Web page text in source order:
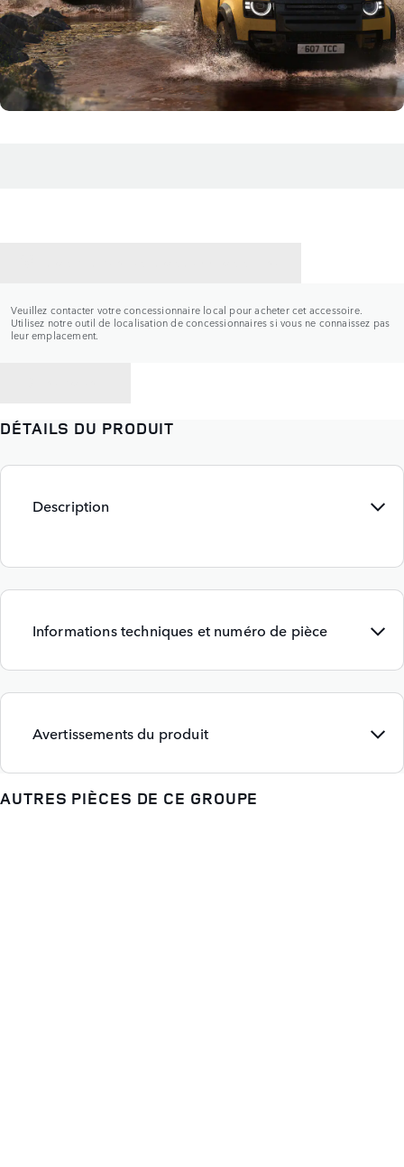
Veuillez contacter votre concessionnaire local pour acheter cet accessoire.
Utilisez notre outil de localisation de concessionnaires si vous ne connaissez pas
leur emplacement.
DÉTAILS DU PRODUIT
Description
Informations techniques et numéro de pièce
Avertissements du produit
AUTRES PIÈCES DE CE GROUPE